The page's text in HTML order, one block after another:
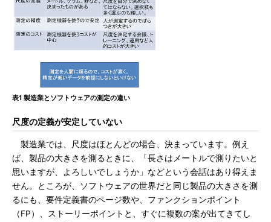
表1 製造業とソフトウェアの測定の違い
尺度の定義が安定していない
製造業では、尺度はほとんどの場合、決まっています。例え
ば、製品の大きさを測るときに、「長さはメートルで測りたいと
思いますが、よろしいでしょうか」などという会話はあり得えま
せん。ところが、ソフトウェアの世界だと同じ製品の大きさを測
るにも、要件定義書のページ数や、ファンクションポイント
（FP）、ストーリーポイントと、すぐに複数の案が出てきてし